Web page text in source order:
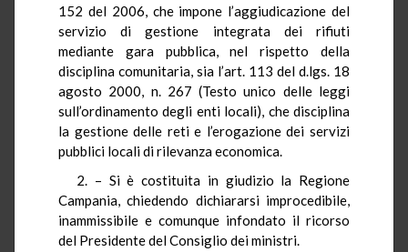
152 del 2006, che impone l’aggiudicazione del
servizio di gestione integrata dei rifiuti
mediante gara pubblica, nel rispetto della
disciplina comunitaria, sia l’art. 113 del d.lgs. 18
agosto 2000, n. 267 (Testo unico delle leggi
sull’ordinamento degli enti locali), che disciplina
la gestione delle reti e l’erogazione dei servizi
pubblici locali di rilevanza economica.
2. – Si è costituita in giudizio la Regione
Campania, chiedendo dichiararsi improcedibile,
inammissibile e comunque infondato il ricorso
del Presidente del Consiglio dei ministri.